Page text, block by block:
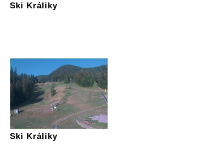
Ski Králiky
Ski Králiky